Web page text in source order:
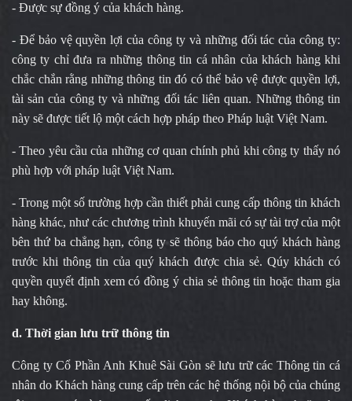
- Được sự đồng ý của khách hàng.
- Để bảo vệ quyền lợi của công ty và những đối tác của công ty:
công ty chỉ đưa ra những thông tin cá nhân của khách hàng khi
chắc chắn rằng những thông tin đó có thể bảo vệ được quyền lợi,
tài sản của công ty và những đối tác liên quan. Những thông tin
này sẽ được tiết lộ một cách hợp pháp theo Pháp luật Việt Nam.
- Theo yêu cầu của những cơ quan chính phủ khi công ty thấy nó
phù hợp với pháp luật Việt Nam.
- Trong một số trường hợp cần thiết phải cung cấp thông tin khách
hàng khác, như các chương trình khuyến mãi có sự tài trợ của một
bên thứ ba chẳng hạn, công ty sẽ thông báo cho quý khách hàng
trước khi thông tin của quý khách được chia sẻ. Qúy khách có
quyền quyết định xem có đồng ý chia sẻ thông tin hoặc tham gia
hay không.
d. Thời gian lưu trữ thông tin
Công ty Cổ Phần Anh Khuê Sài Gòn sẽ lưu trữ các Thông tin cá
nhân do Khách hàng cung cấp trên các hệ thống nội bộ của chúng